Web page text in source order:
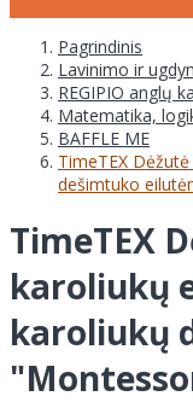
Pagrindinis
Lavinimo ir
REGIPIO anglų
Matematika,
BAFFLE ME
TimeTEX
dešimtuko
TimeTEX
karoliukų
karoliukų